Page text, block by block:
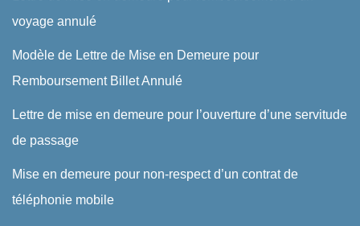
voyage annulé
Modèle de Lettre de Mise en Demeure pour
Remboursement Billet Annulé
Lettre de mise en demeure pour l’ouverture d’une servitude
de passage
Mise en demeure pour non-respect d’un contrat de
téléphonie mobile